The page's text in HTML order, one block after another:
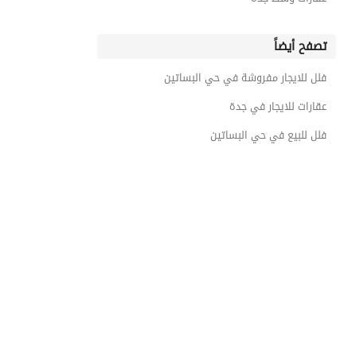
تصفح أيضاً
فلل للايجار مفروشة في حي البساتين
عقارات للايجار في جدة
فلل للبيع في حي البساتين